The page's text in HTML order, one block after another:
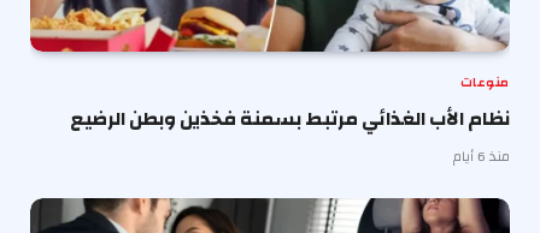
منوعات
نظام الأب الغذائي مرتبط بسمنة فخذين وبطن الرضيع
منذ 6 أيام